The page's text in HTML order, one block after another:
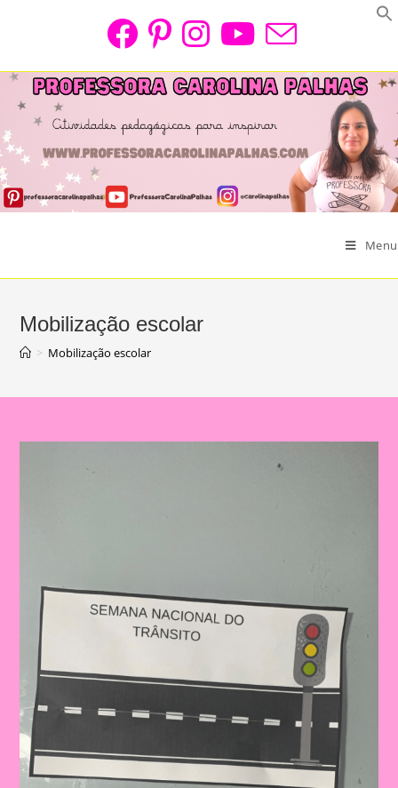
Menu
Mobilização escolar
> Mobilização escolar